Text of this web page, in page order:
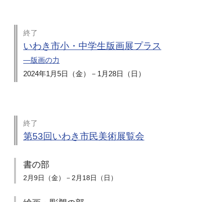
終了
いわき市小・中学生版画展プラス
―版画の力
2024年1月5日（金）－1月28日（日）
終了
第53回いわき市民美術展覧会
書の部
2月9日（金）－2月18日（日）